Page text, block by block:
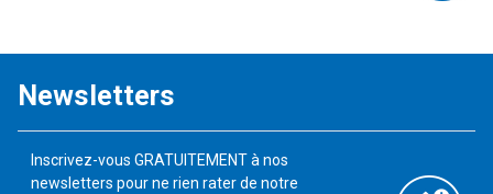
Newsletters
Inscrivez-vous GRATUITEMENT à nos
newsletters pour ne rien rater de notre